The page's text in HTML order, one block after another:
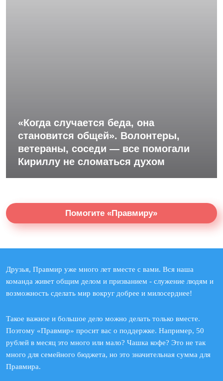
«Когда случается беда, она
становится общей». Волонтеры,
ветераны, соседи — все помогали
Кириллу не сломаться духом
Помогите «Правмиру»
Друзья, Правмир уже много лет вместе с вами. Вся наша
команда живет общим делом и призванием - служение людям и
возможность сделать мир вокруг добрее и милосерднее!
Такое важное и большое дело можно делать только вместе.
Поэтому «Правмир» просит вас о поддержке. Например, 50
рублей в месяц это много или мало? Чашка кофе? Это не так
много для семейного бюджета, но это значительная сумма для
Правмира.